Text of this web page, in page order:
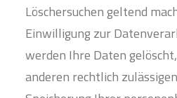
Löschersuchen geltend
Einwilligung zur
werden Ihre Daten
anderen rechtlich